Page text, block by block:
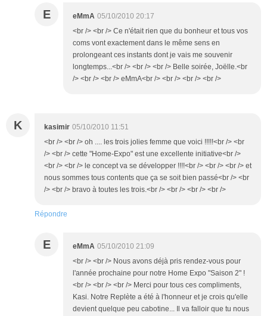
E eMmA 05/10/2010 20:17
<br /> <br /> Ce n'était rien que du bonheur et tous vos
coms vont exactement dans le même sens en
prolongeant ces instants dont je vais me souvenir
longtemps...<br /> <br /> <br /> Belle soirée, Joëlle.<br
/> <br /> <br /> eMmA<br /> <br /> <br /> <br />
K kasimir 05/10/2010 11:51
<br /> <br /> oh .... les trois jolies femme que voici !!!!!<br /> <br
/> <br /> cette "Home-Expo" est une excellente initiative<br />
<br /> <br /> le concept va se développer !!!!<br /> <br /> <br /> et
nous sommes tous contents que ça se soit bien passé<br /> <br
/> <br /> bravo à toutes les trois.<br /> <br /> <br /> <br />
Répondre
E eMmA 05/10/2010 21:09
<br /> <br /> Nous avons déjà pris rendez-vous pour
l'année prochaine pour notre Home Expo "Saison 2" !
<br /> <br /> <br /> Merci pour tous ces compliments,
Kasi. Notre Replète a été à l'honneur et je crois qu'elle
devient quelque peu cabotine... Il va falloir que tu nous